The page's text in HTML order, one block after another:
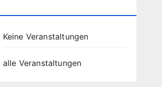
Keine Veranstaltungen
alle Veranstaltungen